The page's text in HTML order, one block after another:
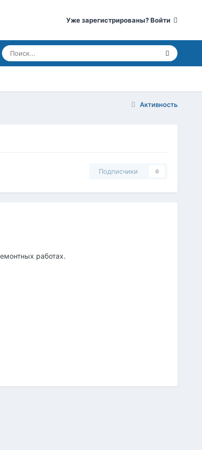
Уже зарегистрированы? Войти
Активность
Подписчики 0
работах.